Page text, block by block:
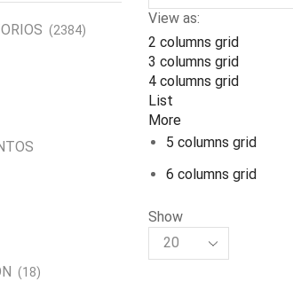
View as:
2 columns grid
3 columns grid
4 columns grid
List
More
5 columns grid
6 columns grid
Show
Products
per
(2384)
(18)